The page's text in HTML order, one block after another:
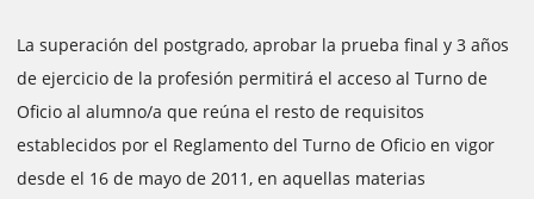
La superación del postgrado, aprobar la prueba final y 3 años
de ejercicio de la profesión permitirá el acceso al Turno de
Oficio al alumno/a que reúna el resto de requisitos
establecidos por el Reglamento del Turno de Oficio en vigor
desde el 16 de mayo de 2011, en aquellas materias